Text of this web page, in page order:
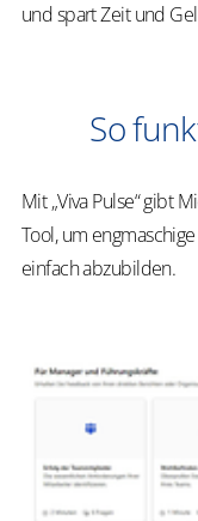
und spart Zeit und
So
Mit „Viva Pulse“ gibt
Tool, um
einfach abzubilden.